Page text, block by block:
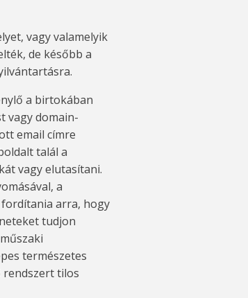
vagy valamelyik
de később a
a birtokában
vagy domain-
email címre
talál a
vagy elutasítani.
a
arra, hogy
tudjon
természetes
rendszert tilos